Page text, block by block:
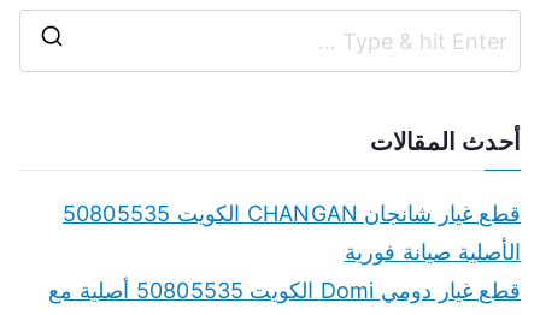
r
أحدث المقالات
قطع غيار شانجان CHANGAN الكويت 50805535
الأصلية صيانة فورية
قطع غيار دومي Domi الكويت 50805535 أصلية مع